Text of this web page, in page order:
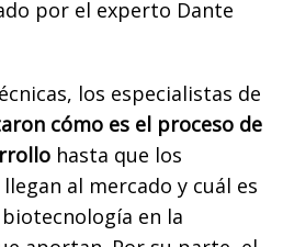
por el experto Dante
los especialistas de
cómo es el proceso de
hasta que los
al mercado y cuál es
en la